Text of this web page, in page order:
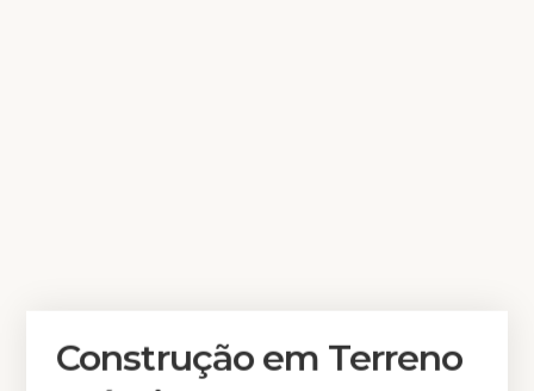
Construção em Terreno